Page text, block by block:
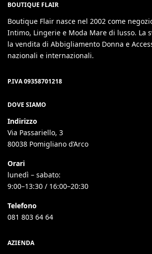
BOUTIQUE FLAIR
Boutique Flair nasce nel 2002 come
Intimo, Lingerie e Moda Mare di lusso. La
la vendita di Abbigliamento Donna e
nazionali e internazionali.
P.IVA 09358701218
DOVE SIAMO
Indirizzo
Via Passariello, 3
80038 Pomigliano d’Arco
Orari
lunedì – sabato:
9:00–13:30 / 16:00–20:30
Telefono
081 803 64 64
AZIENDA